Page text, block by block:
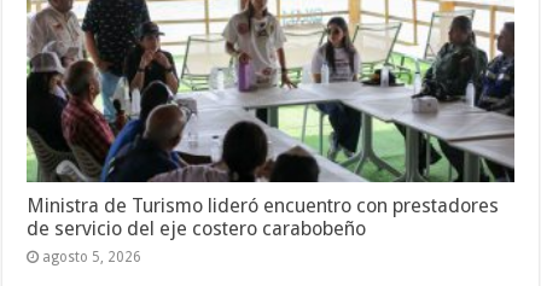
Ministra de Turismo lideró encuentro con prestadores
de servicio del eje costero carabobeño
agosto 5, 2026